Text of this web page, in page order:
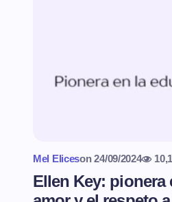
Mel Eliceson 24/09/2024
Ellen Key: pionera